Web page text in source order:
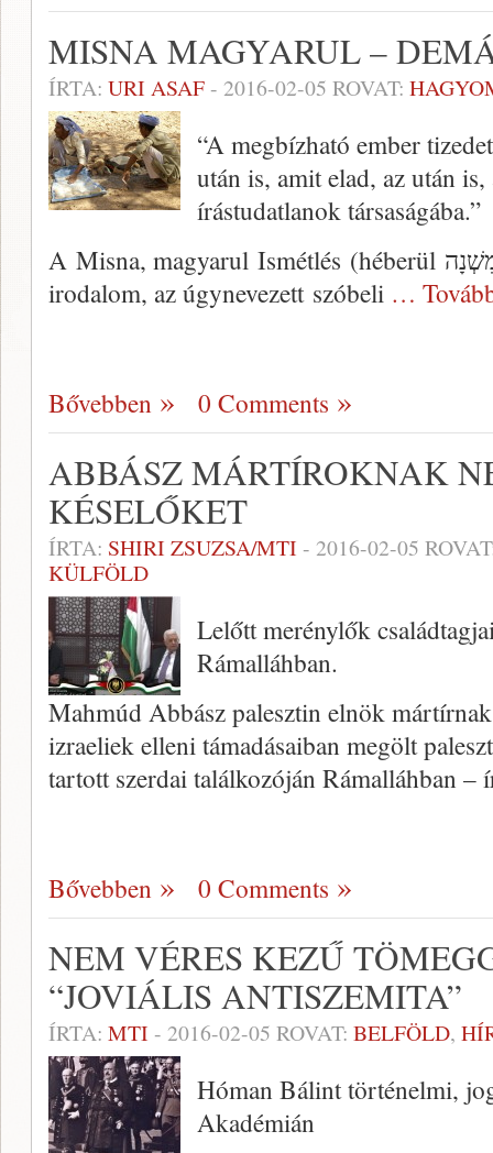
MISNA MAGYARUL –
ÍRTA: URI ASAF- 2016-02-05 ROVAT:
“A megbízható ember
után is, amit elad, az után
írástudatlanok társaságába.”
A Misna, magyarul Ismétlés (héberül מִ‏‏שְׁנָה misná) a Biblia utáni zsidó
irodalom, az úgynevezett szóbeli …
Bővebben 0 Comments
ABBÁSZ MÁRTÍROKNAK
KÉSELŐKET
ÍRTA: SHIRI ZSUZSA/MTI - 2016-02-05
KÜLFÖLD
Lelőtt merénylők
Rámalláhban.
Mahmúd Abbász palesztin elnök
izraeliek elleni támadásaiban megölt
tartott szerdai találkozóján Rámalláhban –
Bővebben 0 Comments
NEM VÉRES KEZŰ
“JOVIÁLIS ANTISZEMITA”
ÍRTA: MTI - 2016-02-05 ROVAT: BELFÖLD,
Hóman Bálint történelmi,
Akadémián